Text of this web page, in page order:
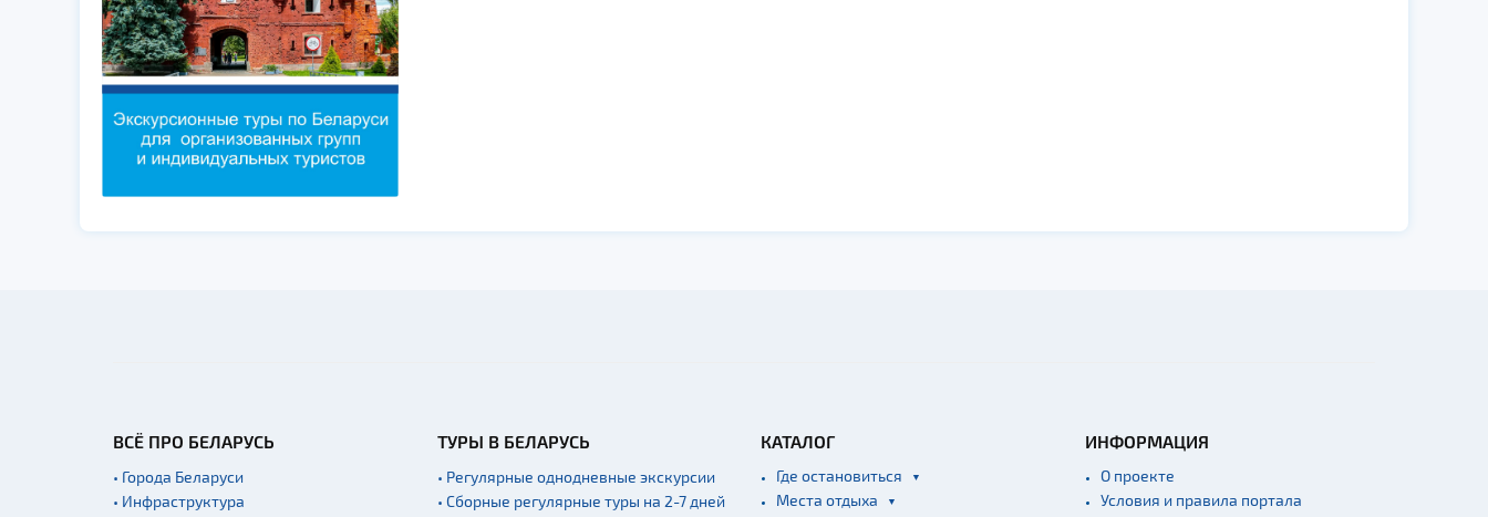
ВСЁ ПРО БЕЛАРУСЬ
• Города Беларуси
• Инфраструктура
ТУРЫ В БЕЛАРУСЬ
• Регулярные однодневные экскурсии
• Сборные регулярные туры на 2-7 дней
КАТАЛОГ
Где остановиться
Места отдыха
ИНФОРМАЦИЯ
О проекте
Условия и правила портала